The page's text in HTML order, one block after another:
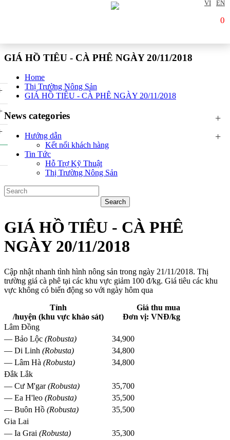
VI EN
0
GIÁ HỒ TIÊU - CÀ PHÊ NGÀY 20/11/2018
Home
Thị Trường Nông Sản
GIÁ HỒ TIÊU - CÀ PHÊ NGÀY 20/11/2018
News categories
Hướng dẫn
+
Kết nối khách hàng
Tin Tức
+
Hỗ Trợ Kỹ Thuật
Thị Trường Nông Sản
GIÁ HỒ TIÊU - CÀ PHÊ
NGÀY 20/11/2018
Cập nhật nhanh tình hình nông sản trong ngày 21/11/2018. Thị
trường giá cà phê tại các khu vực giảm 100 đ/kg. Giá tiêu các khu
vực không có biến động so với ngày hôm qua
Tỉnh
/huyện (khu vực khảo sát)
Giá thu mua
Đơn vị: VNĐ/kg
Lâm Đồng
— Bảo Lộc (Robusta)
34,900
— Di Linh (Robusta)
34,800
— Lâm Hà (Robusta)
34,800
Đắk Lắk
— Cư M'gar(Robusta)
35,700
— Ea H'leo (Robusta)
35,500
— Buôn Hồ (Robusta)
35,500
Gia Lai
— Ia Grai (Robusta)
35,300